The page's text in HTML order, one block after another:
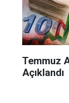
Temmuz
Açıklandı